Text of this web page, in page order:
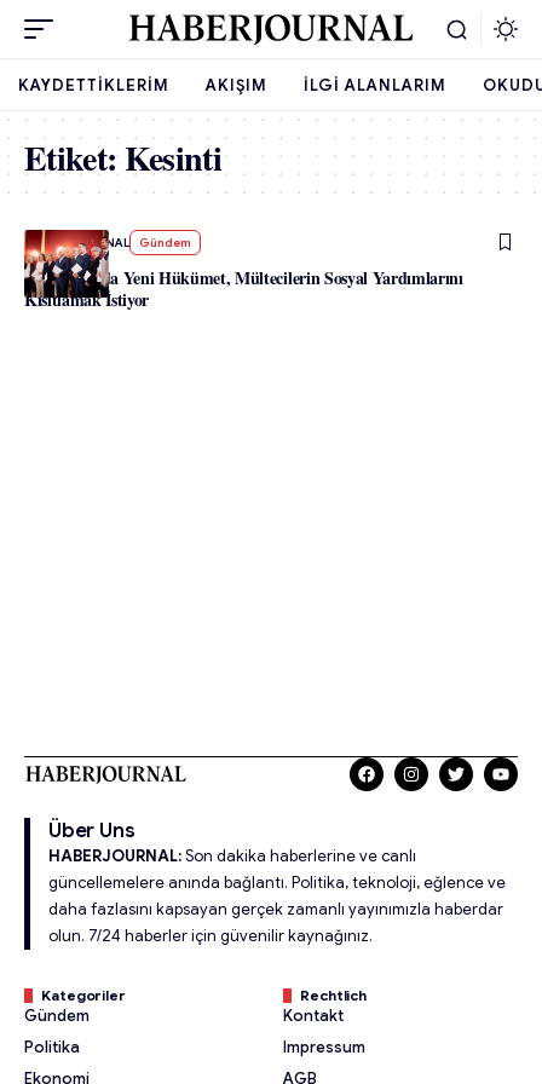
KAYDETTIKLERIM AKIŞIM İLGI ALANLARIM
Etiket:Kesinti
-HABERJOURNAL Gündem
Avusturya’da Yeni Hükümet, Mültecilerin Sosyal Yardımlarını
Kısıtlamak İstiyor
Über Uns
HABERJOURNAL:Son dakika haberlerine ve canlı
güncellemelere anında bağlantı. Politika, teknoloji, eğlence ve
daha fazlasını kapsayan gerçek zamanlı yayınımızla haberdar
olun. 7/24 haberler için güvenilir kaynağınız.
Kategoriler
Gündem
Politika
Ekonomi
Rechtlich
Kontakt
Impressum
AGB